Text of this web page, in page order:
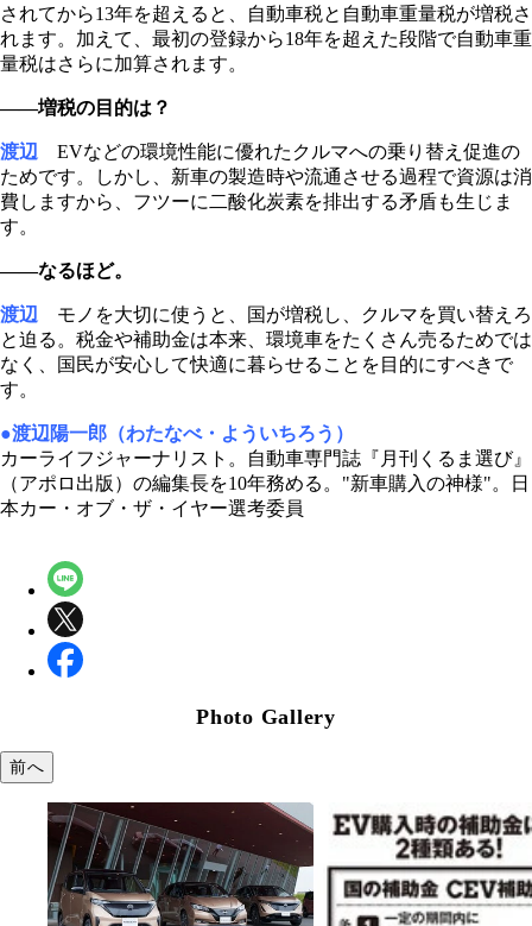
されてから13年を超えると、自動車税と自動車重量税が増税さ
れます。加えて、最初の登録から18年を超えた段階で自動車重
量税はさらに加算されます。
――増税の目的は？
渡辺 EVなどの環境性能に優れたクルマへの乗り替え促進の
ためです。しかし、新車の製造時や流通させる過程で資源は消
費しますから、フツーに二酸化炭素を排出する矛盾も生じま
す。
――なるほど。
渡辺 モノを大切に使うと、国が増税し、クルマを買い替えろ
と迫る。税金や補助金は本来、環境車をたくさん売るためでは
なく、国民が安心して快適に暮らせることを目的にすべきで
す。
●渡辺陽一郎（わたなべ・よういちろう）
カーライフジャーナリスト。自動車専門誌『月刊くるま選び』
（アポロ出版）の編集長を10年務める。"新車購入の神様"。日
本カー・オブ・ザ・イヤー選考委員
Photo Gallery
前へ